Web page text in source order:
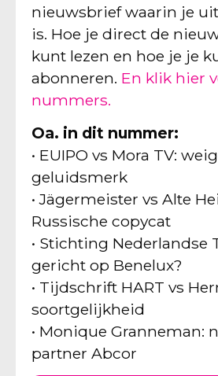
nieuwsbrief waarin je
is. Hoe je direct de
kunt lezen en hoe je je
abonneren. En klik hier
nummers.
Oa. in dit nummer:
• EUIPO vs Mora TV:
geluidsmerk
• Jägermeister vs Alte
Russische copycat
• Stichting Nederlandse
gericht op Benelux?
• Tijdschrift HART vs
soortgelijkheid
• Monique Granneman:
partner Abcor